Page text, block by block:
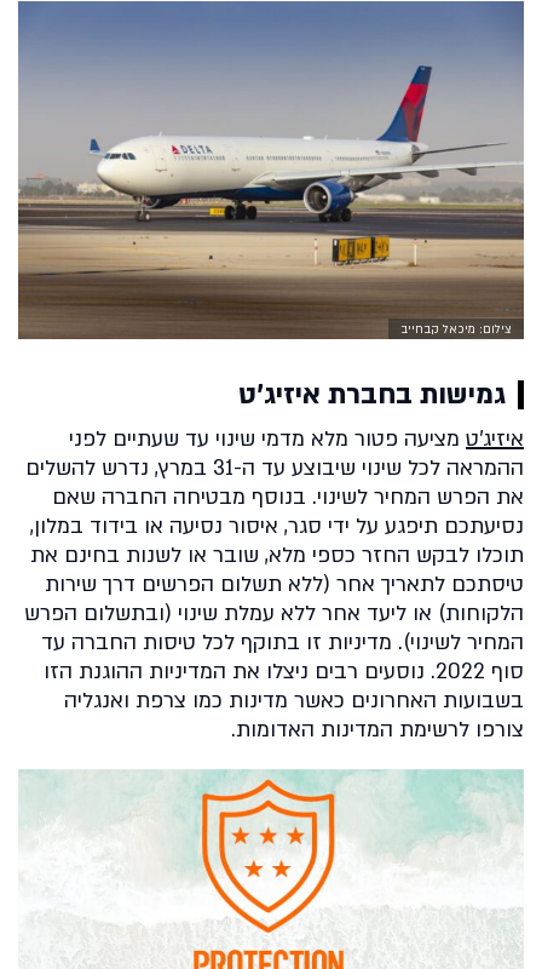
צילום: מיכאל קבחייב
גמישות בחברת איזיג'ט
איזיג'ט מציעה פטור מלא מדמי שינוי עד שעתיים לפני
ההמראה לכל שינוי שיבוצע עד ה-31 במרץ, נדרש להשלים
את הפרש המחיר לשינוי. בנוסף מבטיחה החברה שאם
נסיעתכם תיפגע על ידי סגר, איסור נסיעה או בידוד במלון,
תוכלו לבקש החזר כספי מלא, שובר או לשנות בחינם את
טיסתכם לתאריך אחר (ללא תשלום הפרשים דרך שירות
הלקוחות) או ליעד אחר ללא עמלת שינוי (ובתשלום הפרש
המחיר לשינוי). מדיניות זו בתוקף לכל טיסות החברה עד
סוף 2022. נוסעים רבים ניצלו את המדיניות ההוגנת הזו
בשבועות האחרונים כאשר מדינות כמו צרפת ואנגליה
צורפו לרשימת המדינות האדומות.